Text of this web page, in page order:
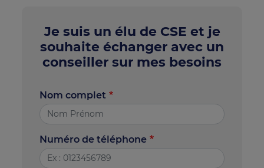
Je suis un élu de CSE et je
souhaite échanger avec un
conseiller sur mes besoins
Nom complet
Numéro de téléphone